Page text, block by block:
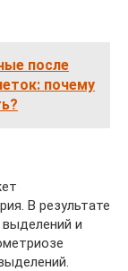
после
почему
В результате
и